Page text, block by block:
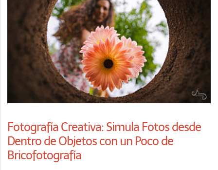
Fotografía Creativa: Simula Fotos desde
Dentro de Objetos con un Poco de
Bricofotografía